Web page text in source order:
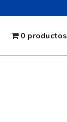
0 productos